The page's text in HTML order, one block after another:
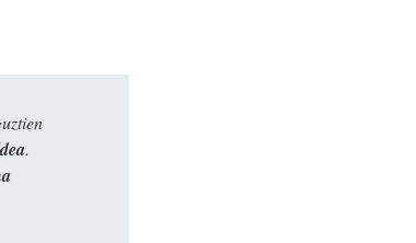
.